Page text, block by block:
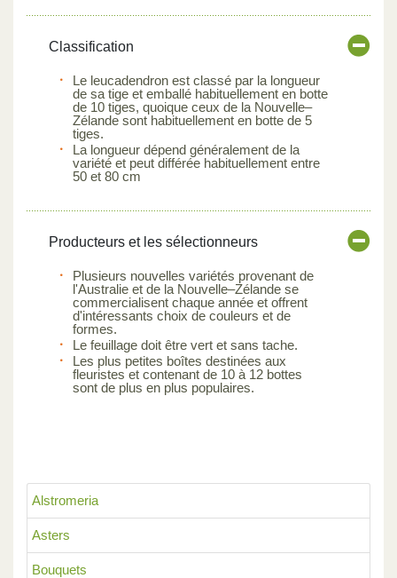
Alstromeria
Asters
Bouquets
Classification
Le leucadendron est classé par la longueur
de sa tige et emballé habituellement en botte
de 10 tiges, quoique ceux de la Nouvelle–
Zélande sont habituellement en botte de 5
tiges.
La longueur dépend généralement de la
variété et peut différée habituellement entre
50 et 80 cm
Producteurs et les sélectionneurs
Plusieurs nouvelles variétés provenant de
l'Australie et de la Nouvelle–Zélande se
commercialisent chaque année et offrent
d'intéressants choix de couleurs et de
formes.
Le feuillage doit être vert et sans tache.
Les plus petites boîtes destinées aux
fleuristes et contenant de 10 à 12 bottes
sont de plus en plus populaires.